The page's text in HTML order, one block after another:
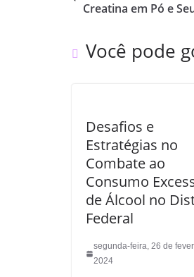
Creatina em Pó e
Você pode
Desafios e
Estratégias no
Combate ao
Consumo
de Álcool no
Federal
segunda-feira, 26 de
2024